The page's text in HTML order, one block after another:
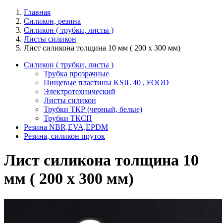
Главная
Силикон, резина
Силикон ( трубки, листы )
Листы силикон
Лист силикона толщина 10 мм ( 200 х 300 мм)
Силикон ( трубки, листы )
Трубка прозрачные
Пищевые пластины KSIL 40 , FOOD
Электротехнический
Листы силикон
Трубки ТКР (черный, белые)
Трубки ТКСП
Резина NBR,EVA,EPDM
Резина, силикон пруток
Лист силикона толщина 10
мм ( 200 х 300 мм)